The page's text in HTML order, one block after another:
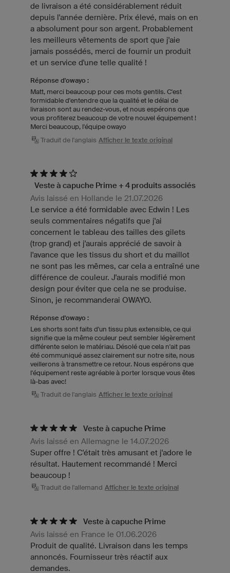
de livraison a été considérablement réduit
depuis l'année dernière. Prix élevé, mais on en
a absolument pour son argent. Probablement
les meilleurs vêtements de sport que j'aie
jamais possédés, merci de fournir un produit
et un service d'une telle qualité !
Réponse d'owayo :
Matt, merci beaucoup pour ces mots gentils. C'est
formidable d'entendre que la qualité et le délai de
livraison sont au rendez-vous, et nous espérons que
vous profiterez beaucoup de votre nouvel équipement !
Merci beaucoup, l'équipe owayo
Traduit de l'anglais Afficher le texte original
Veste à capuche Prime + 4 produits associés
Avis laissé en Hollande le 21.07.2026
Le service a été formidable avec Edwin ! Les
seuls commentaires négatifs que j'ai
concernent le tableau des tailles des gilets
(trop grand) et j'aurais apprécié de savoir à
l'avance que les tissus du short et du maillot
ne sont pas les mêmes, car cela a entraîné une
différence de couleur. J'aurais modifié mon
design pour éviter que cela ne se produise.
Sinon, je recommanderai OWAYO.
Réponse d'owayo :
Les shorts sont faits d'un tissu plus extensible, ce qui
signifie que la même couleur peut sembler légèrement
différente selon le matériau. Désolé que cela n'ait pas
été communiqué assez clairement sur notre site, nous
veillerons à transmettre ce retour. Nous espérons que
l'équipement reste agréable à porter lorsque vous êtes
là-bas avec!
Traduit de l'anglais Afficher le texte original
Veste à capuche Prime
Avis laissé en Allemagne le 14.07.2026
Super offre ! C'était très amusant et j'adore le
résultat. Hautement recommandé ! Merci
beaucoup !
Traduit de l'allemand Afficher le texte original
Veste à capuche Prime
Avis laissé en France le 01.06.2026
Produit de qualité. Livraison dans les temps
annoncés. Fournisseur très réactif aux
demandes.